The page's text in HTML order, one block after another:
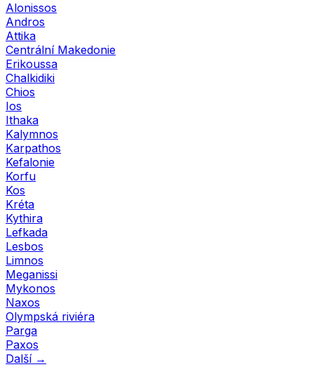
Alonissos
Andros
Attika
Centrální Makedonie
Erikoussa
Chalkidiki
Chios
Ios
Ithaka
Kalymnos
Karpathos
Kefalonie
Korfu
Kos
Kréta
Kythira
Lefkada
Lesbos
Limnos
Meganissi
Mykonos
Naxos
Olympská riviéra
Parga
Paxos
Další →